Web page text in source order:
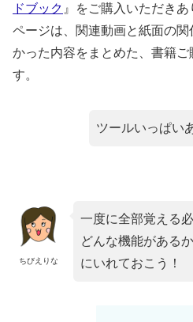
ドブック 』をご購入いただき
ページは、関連動画と紙面の
かった内容をまとめた、書籍
す。
ツールいっぱい
ちびえりな
一度に全部覚える
どんな機能がある
にいれておこう！